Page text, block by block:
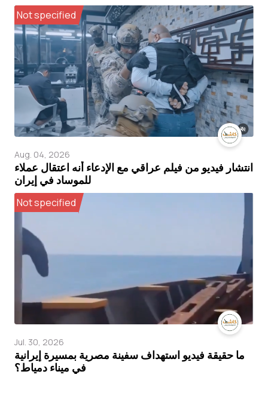
Not specified
Aug. 04, 2026
انتشار فيديو من فيلم عراقي مع الإدعاء أنه اعتقال عملاء
Not specified
Jul. 30, 2026
ما حقيقة فيديو استهداف سفينة مصرية بمسيرة إيرانية
في ميناء دمياط؟